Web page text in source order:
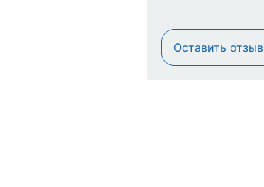
Оставить отзыв